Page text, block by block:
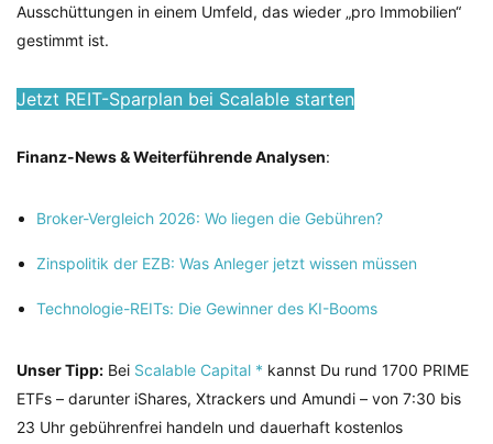
Ausschüttungen in einem Umfeld, das wieder „pro Immobilien“
gestimmt ist.
Jetzt REIT-Sparplan bei Scalable starten
Finanz-News & Weiterführende Analysen:
Broker-Vergleich 2026: Wo liegen die Gebühren?
Zinspolitik der EZB: Was Anleger jetzt wissen müssen
Technologie-REITs: Die Gewinner des KI-Booms
Unser Tipp: Bei Scalable Capital * kannst Du rund 1700 PRIME
ETFs – darunter iShares, Xtrackers und Amundi – von 7:30 bis
23 Uhr gebührenfrei handeln und dauerhaft kostenlos